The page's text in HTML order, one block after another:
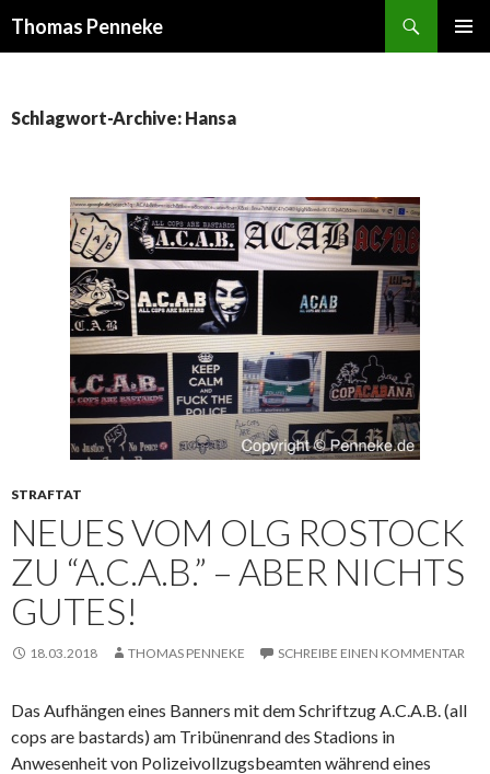
Thomas Penneke
Schlagwort-Archive: Hansa
STRAFTAT
NEUES VOM OLG ROSTOCK
ZU “A.C.A.B.” – ABER NICHTS
GUTES!
18.03.2018 THOMAS PENNEKE SCHREIBE EINEN KOMMENTAR
Das Aufhängen eines Banners mit dem Schriftzug A.C.A.B. (all
cops are bastards) am Tribünenrand des Stadions in
Anwesenheit von Polizeivollzugsbeamten während eines